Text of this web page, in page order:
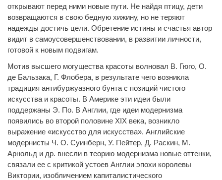
открывают перед ними новые пути. Не найдя птицу, дети
возвращаются в свою бедную хижину, но не теряют
надежды достичь цели. Обретение истины и счастья автор
видит в самоусовершенствовании, в развитии личности,
готовой к новым подвигам.
Мотив высшего могущества красоты волновал В. Гюго, О.
де Бальзака, Г. Флобера, в результате чего возникла
традиция антибуржуазного бунта с позиций чистого
искусства и красоты. В Америке эти идеи были
поддержаны Э. По. В Англии, где идеи модернизма
появились во второй половине XIX века, возникло
выражение «искусство для искусства». Английские
модернисты Ч. О. Суинберн, У. Пейтер, Д. Раскин, М.
Арнольд и др. внесли в теорию модернизма новые оттенки,
связали ее с критикой устоев Англии эпохи королевы
Виктории, изобличением капиталистического